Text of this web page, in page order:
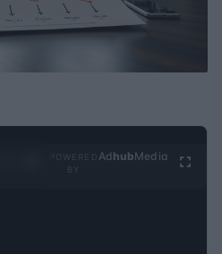
Ad hubMedia